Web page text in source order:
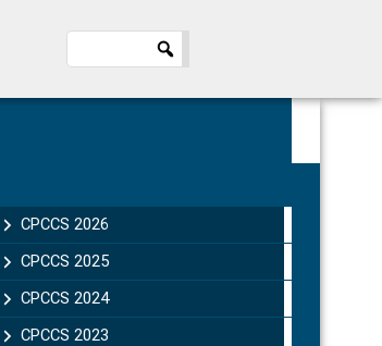
Sidebar
CPCCS 2026
CPCCS 2025
CPCCS 2024
CPCCS 2023